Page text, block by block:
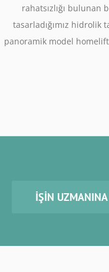
rahatsızlığı bulunan
tasarladığımız hidrolik
panoramik model
İŞIN